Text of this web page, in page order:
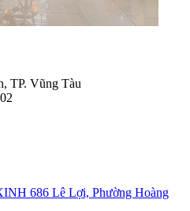
TP. Vũng Tàu
686 Lê Lợi, Phường Hoàng